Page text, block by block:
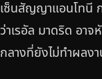
เซ็นสัญญาแอนโทนี
ว่าเรอัล มาดริด อา
กลางที่ยังไม่ทำผลง